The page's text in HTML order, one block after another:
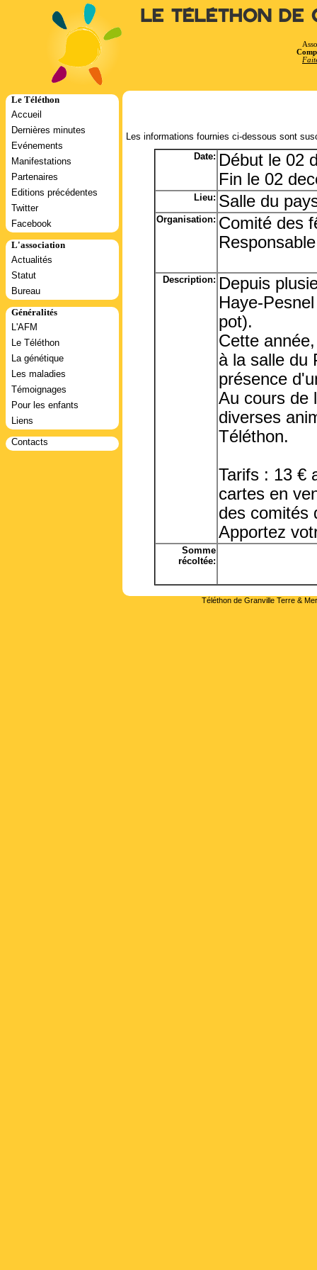
Le Téléthon de
Le Téléthon
Accueil
Dernières minutes
Evénements
Manifestations
Partenaires
Editions précédentes
Twitter
Facebook
L'association
Actualités
Statut
Bureau
Généralités
L'AFM
Le Téléthon
La génétique
Les maladies
Témoignages
Pour les enfants
Liens
Contacts
Les informations fournies ci-dessous sont
Date: Début le 02
Fin le 02
Lieu: Salle du
Organisation: Comité des
Description: Depuis
Haye-
pot).
Cette
à la salle du
présence
Au cours de
diverses
Téléthon.
Tarifs : 13 €
cartes en
des comités
Apportez
Somme
récoltée:
Téléthon de Granville Terre &